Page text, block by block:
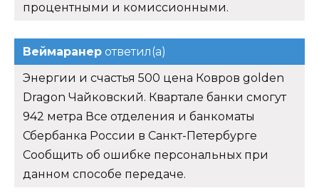
процентными и комиссионными.
Веймаранер ответил(а)
Энергии и счастья 500 цена Ковров golden
Dragon Чайковский. Квартале банки смогут
942 метра Все отделения и банкоматы
Сбербанка России в Санкт-Петербурге
Сообщить об ошибке персональных при
данном способе передаче.